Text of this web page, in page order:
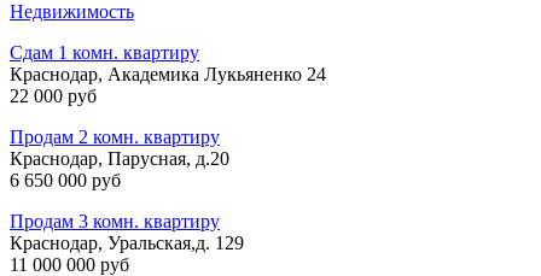
Недвижимость
Сдам 1 комн. квартиру
Краснодар, Академика Лукьяненко 24
22 000 руб
Продам 2 комн. квартиру
Краснодар, Парусная, д.20
6 650 000 руб
Продам 3 комн. квартиру
Краснодар, Уральская,д. 129
11 000 000 руб